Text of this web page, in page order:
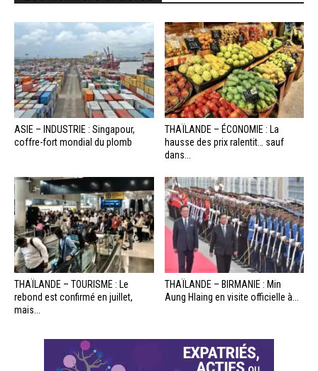
ASIE – INDUSTRIE : Singapour,
coffre-fort mondial du plomb
THAÏLANDE – ÉCONOMIE : La
hausse des prix ralentit… sauf
dans...
THAÏLANDE – TOURISME : Le
rebond est confirmé en juillet,
mais...
THAÏLANDE – BIRMANIE : Min
Aung Hlaing en visite officielle à...